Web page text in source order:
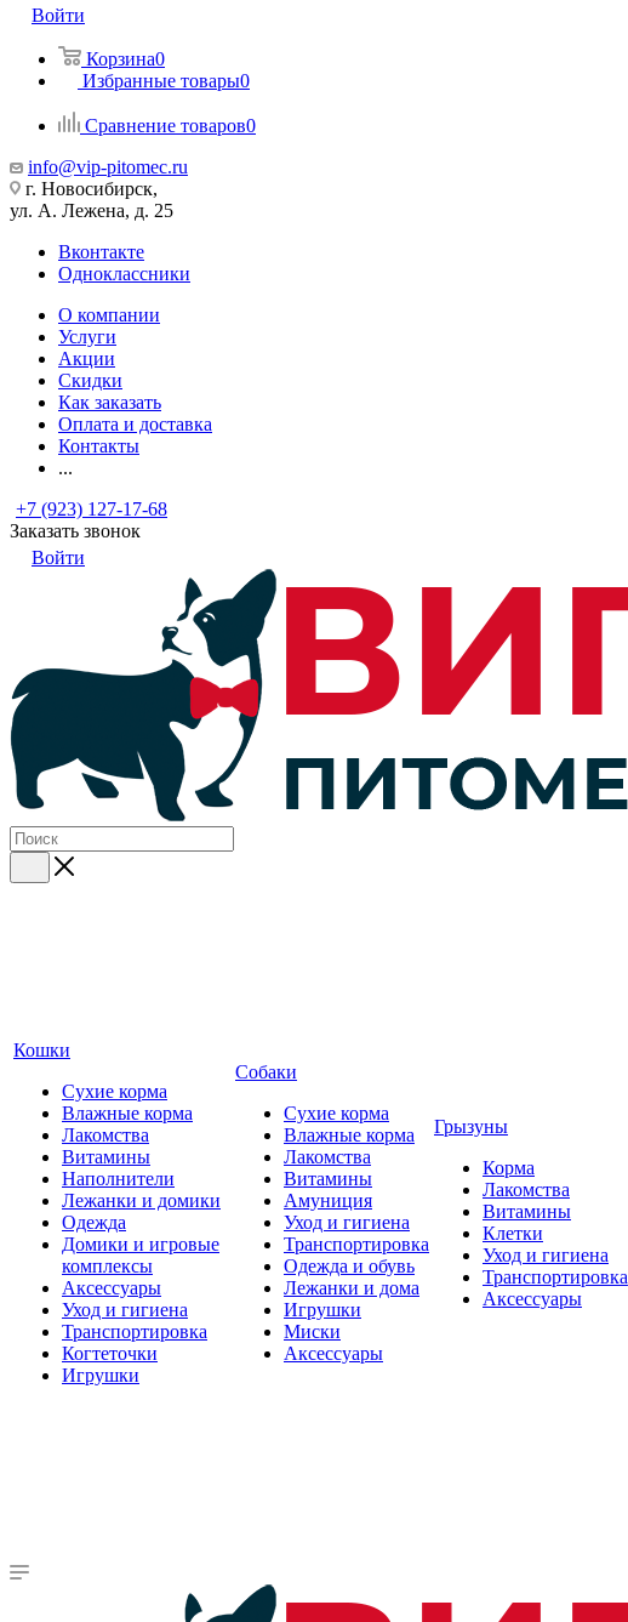
Войти
Корзина0
Избранные товары0
Сравнение товаров0
info@vip-pitomec.ru
г. Новосибирск,
ул. А. Лежена, д. 25
Вконтакте
Одноклассники
О компании
Услуги
Акции
Скидки
Как заказать
Оплата и доставка
Контакты
...
+7 (923) 127-17-68
Заказать звонок
Войти
Кошки
Сухие корма
Влажные корма
Лакомства
Витамины
Наполнители
Лежанки и домики
Одежда
Домики и игровые
комплексы
Аксессуары
Уход и гигиена
Транспортировка
Когтеточки
Игрушки
Собаки
Сухие корма
Влажные корма
Лакомства
Витамины
Амуниция
Уход и гигиена
Транспортировка
Одежда и обувь
Лежанки и дома
Игрушки
Миски
Аксессуары
Грызуны
Корма
Лакомства
Витамины
Клетки
Уход и гигиена
Транспортировка
Аксессуары